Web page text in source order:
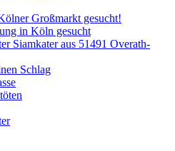
Großmarkt gesucht!
in Köln gesucht
Siamkater aus 51491 Overath-
Schlag